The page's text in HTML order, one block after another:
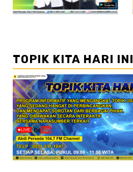
TOPIK KITA HARI INI